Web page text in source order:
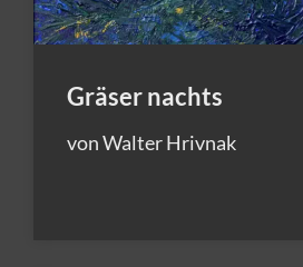
Gräser nachts
von Walter Hrivnak